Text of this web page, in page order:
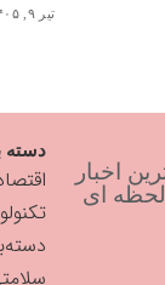
تیر ۹, ۱۴۰۵
اخبار
لحظه ای
دسته